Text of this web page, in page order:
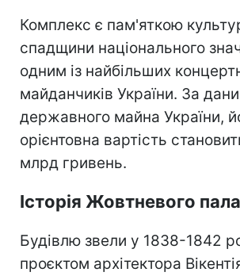
Комплекс є пам'яткою
спадщини національного
одним із найбільших
майданчиків України. За
державного майна України,
орієнтовна вартість
млрд гривень.
Історія Жовтневого
Будівлю звели у 1838-1842
проєктом архітектора